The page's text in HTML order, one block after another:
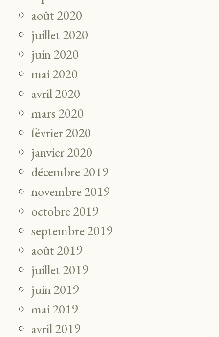
août 2020
juillet 2020
juin 2020
mai 2020
avril 2020
mars 2020
février 2020
janvier 2020
décembre 2019
novembre 2019
octobre 2019
septembre 2019
août 2019
juillet 2019
juin 2019
mai 2019
avril 2019